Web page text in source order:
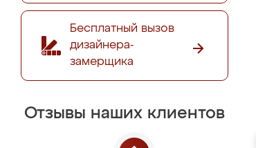
Бесплатный вызов
дизайнера-
замерщика
Отзывы наших клиентов